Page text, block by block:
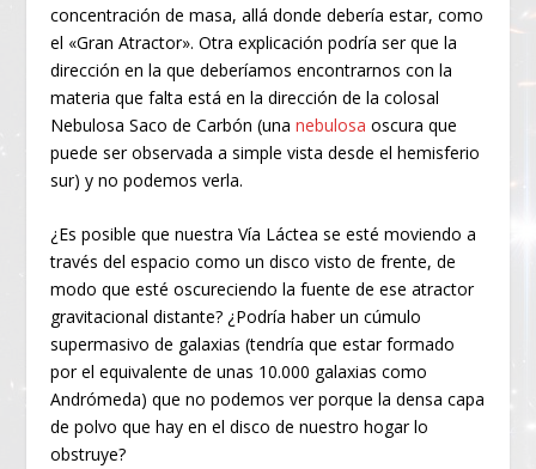
concentración de masa, allá donde debería estar, como
el «Gran Atractor». Otra explicación podría ser que la
dirección en la que deberíamos encontrarnos con la
materia que falta está en la dirección de la colosal
Nebulosa Saco de Carbón (unanebulosa oscura que
puede ser observada a simple vista desde el hemisferio
sur) y no podemos verla.
¿Es posible que nuestra Vía Láctea se esté moviendo a
través del espacio como un disco visto de frente, de
modo que esté oscureciendo la fuente de ese atractor
gravitacional distante? ¿Podría haber un cúmulo
supermasivo de galaxias (tendría que estar formado
por el equivalente de unas 10.000 galaxias como
Andrómeda) que no podemos ver porque la densa capa
de polvo que hay en el disco de nuestro hogar lo
obstruye?